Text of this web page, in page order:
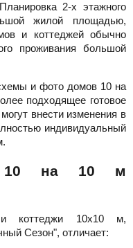
2-х этажного
жилой площадью,
и коттеджей обычно
проживания большой
и фото домов 10 на
подходящее готовое
внести изменения в
индивидуальный
10 на 10 м
коттеджи 10x10 м,
Сезон", отличает: